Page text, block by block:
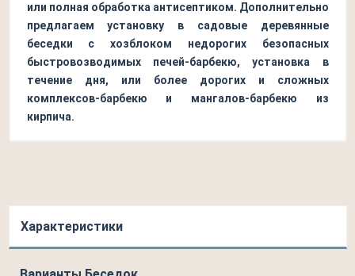
или полная обработка антисептиком. Дополнительно
предлагаем установку в садовые деревянные
беседки с хозблоком недорогих безопасных
быстровозводимых печей-барбекю, установка в
течение дня, или более дорогих и сложных
комплексов-барбекю и мангалов-барбекю из
кирпича.
Характеристики